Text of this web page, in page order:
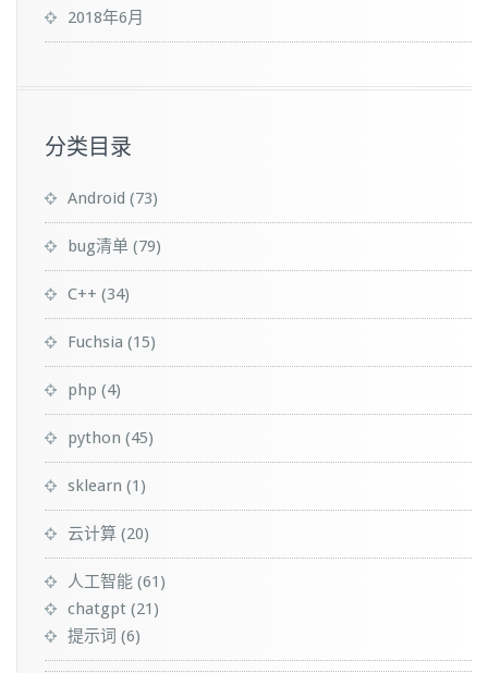
2018年6月
分类目录
Android (73)
bug清单 (79)
C++ (34)
Fuchsia (15)
php (4)
python (45)
sklearn (1)
云计算 (20)
人工智能 (61)
chatgpt (21)
提示词 (6)